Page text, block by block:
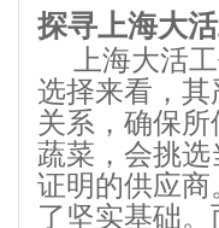
探寻上海大
上海大活
选择来看，
关系，确保
蔬菜，会挑
证明的供应
了坚实基础